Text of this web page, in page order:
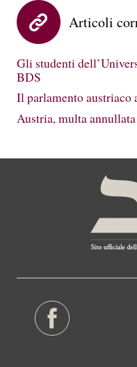
Articoli
Gli studenti
BDS
Il parlamento
Austria, multa